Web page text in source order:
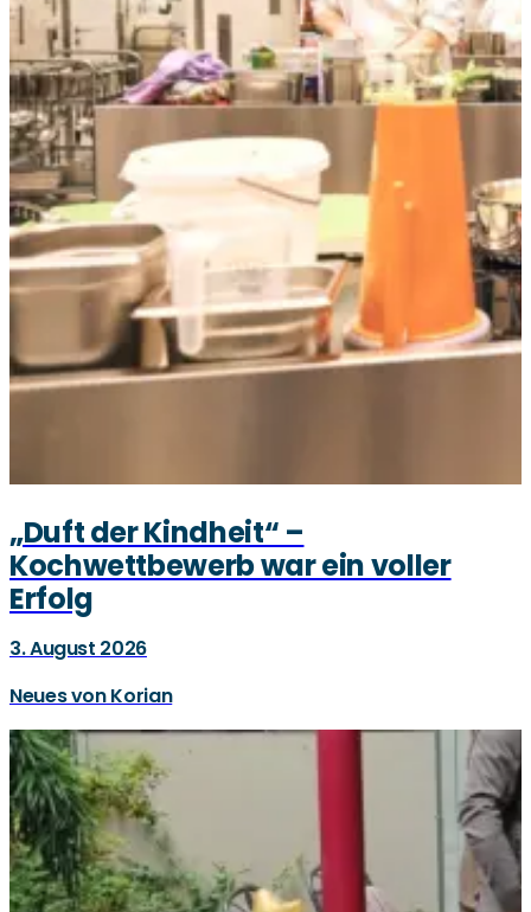
„Duft der Kindheit“ –
Kochwettbewerb war ein voller
Erfolg
3. August 2026
Neues von Korian